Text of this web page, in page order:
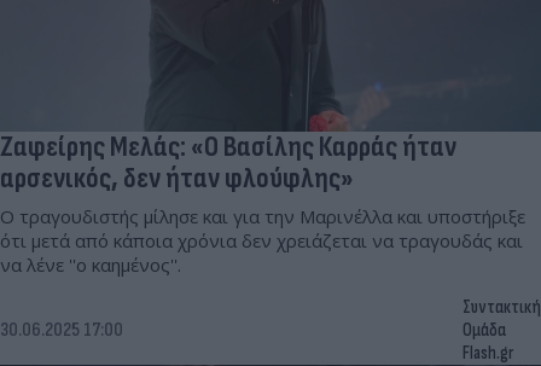
Ζαφείρης Μελάς: «Ο Βασίλης Καρράς ήταν
αρσενικός, δεν ήταν φλούφλης»
Ο τραγουδιστής μίλησε και για την Μαρινέλλα και υποστήριξε
ότι μετά από κάποια χρόνια δεν χρειάζεται να τραγουδάς και
να λένε ''ο καημένος''.
30.06.2025 17:00
Συντακτική
Ομάδα
Flash.gr